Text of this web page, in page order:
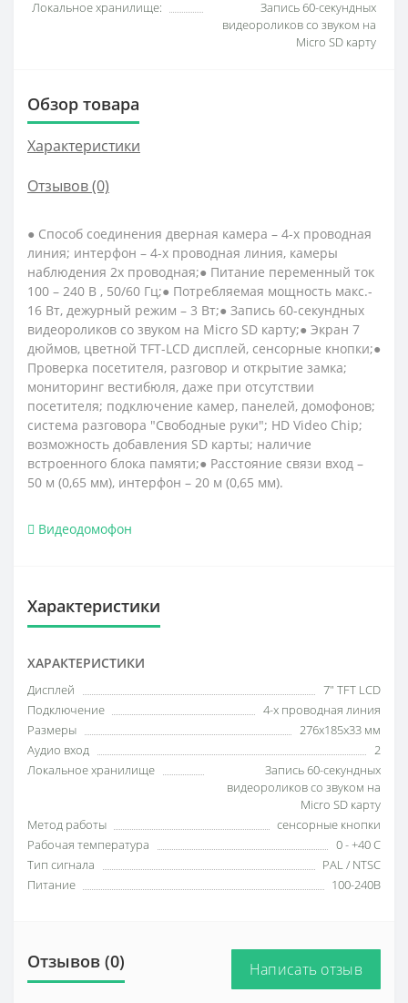
Локальное хранилище:
Запись 60-секундных
видеороликов со звуком на
Micro SD карту
Обзор товара
Характеристики
Отзывов (0)
● Способ соединения дверная камера – 4-х проводная
линия; интерфон – 4-х проводная линия, камеры
наблюдения 2х проводная;● Питание переменный ток
100 – 240 В , 50/60 Гц;● Потребляемая мощность макс.-
16 Вт, дежурный режим – 3 Вт;● Запись 60-секундных
видеороликов со звуком на Micro SD карту;● Экран 7
дюймов, цветной TFT-LCD дисплей, сенсорные кнопки;●
Проверка посетителя, разговор и открытие замка;
мониторинг вестибюля, даже при отсутствии
посетителя; подключение камер, панелей, домофонов;
система разговора "Свободные руки"; HD Video Chip;
возможность добавления SD карты; наличие
встроенного блока памяти;● Расстояние связи вход –
50 м (0,65 мм), интерфон – 20 м (0,65 мм).
Видеодомофон
Характеристики
ХАРАКТЕРИСТИКИ
Дисплей
7" TFT LCD
Подключение
4-х проводная линия
Размеры
276х185х33 мм
Аудио вход
2
Локальное хранилище
Запись 60-секундных
видеороликов со звуком на
Micro SD карту
Метод работы
сенсорные кнопки
Рабочая температура
0 - +40 С
Тип сигнала
PAL / NTSC
Питание
100-240В
Отзывов (0) Написать отзыв